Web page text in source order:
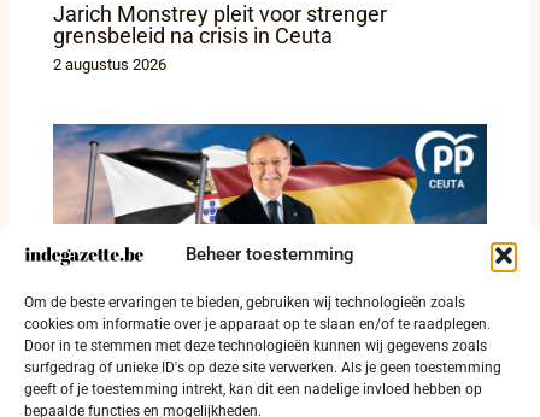
Beheer toestemming
Om de beste ervaringen te bieden, gebruiken wij technologieën zoals
cookies om informatie over je apparaat op te slaan en/of te raadplegen.
Door in te stemmen met deze technologieën kunnen wij gegevens zoals
surfgedrag of unieke ID's op deze site verwerken. Als je geen toestemming
geeft of je toestemming intrekt, kan dit een nadelige invloed hebben op
bepaalde functies en mogelijkheden.
Jarich Monstrey pleit voor strenger
grensbeleid na crisis in Ceuta
2 augustus 2026
Het lijkt wel op een invasie: Ceuta onder druk
na ongekende grensdoorbraak
1 augustus 2026